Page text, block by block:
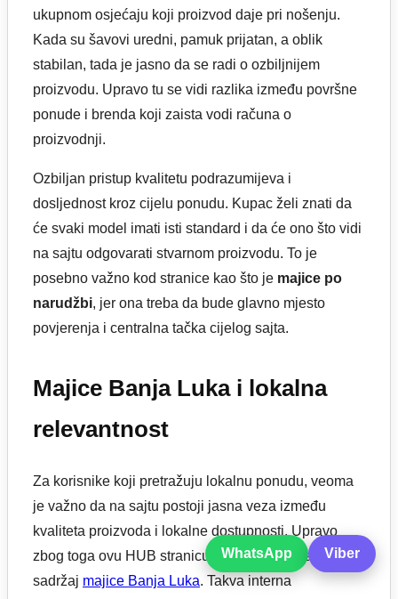
ukupnom osjećaju koji proizvod daje pri nošenju.
Kada su šavovi uredni, pamuk prijatan, a oblik
stabilan, tada je jasno da se radi o ozbiljnijem
proizvodu. Upravo tu se vidi razlika između površne
ponude i brenda koji zaista vodi računa o
proizvodnji.
Ozbiljan pristup kvalitetu podrazumijeva i
dosljednost kroz cijelu ponudu. Kupac želi znati da
će svaki model imati isti standard i da će ono što vidi
na sajtu odgovarati stvarnom proizvodu. To je
posebno važno kod stranice kao što je majice po
narudžbi, jer ona treba da bude glavno mjesto
povjerenja i centralna tačka cijelog sajta.
Majice Banja Luka i lokalna
relevantnost
Za korisnike koji pretražuju lokalnu ponudu, veoma
je važno da na sajtu postoji jasna veza između
kvaliteta proizvoda i lokalne dostupnosti. Upravo
zbog toga ovu HUB stranicu prirodno podržava i
sadržaj majice Banja Luka. Takva interna
WhatsApp Viber